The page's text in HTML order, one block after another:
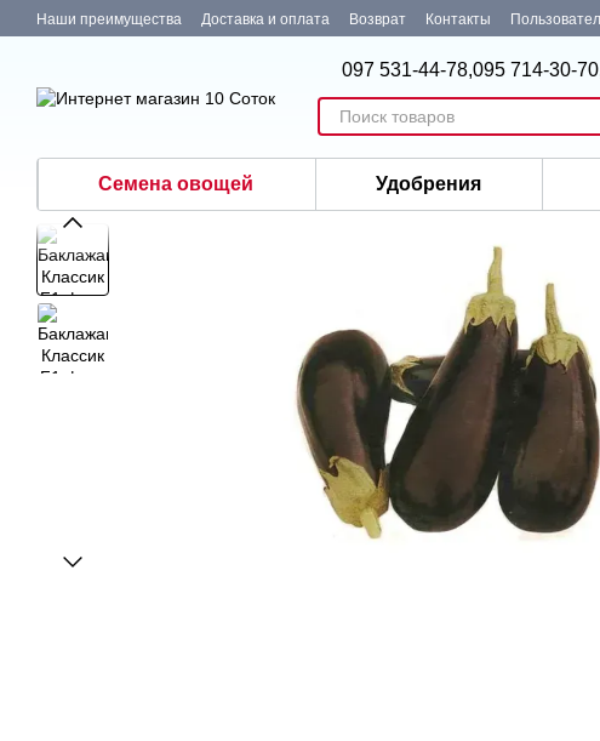
Перейти к основному контенту
Наши преимущества Доставка и оплата Возврат Контакты
097 531-44-78,095 714-30-
Семена овощей Удобрения